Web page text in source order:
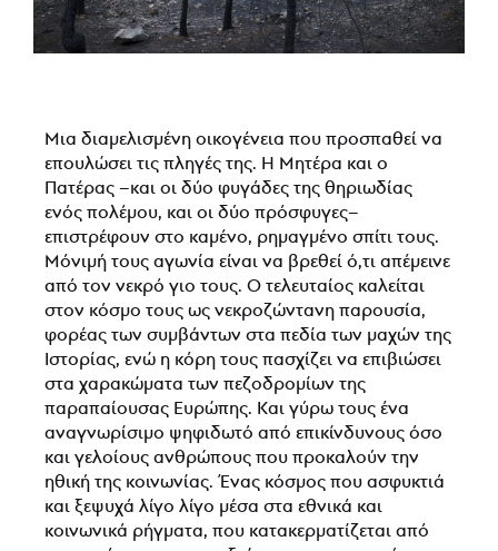
Μια διαμελισμένη οικογένεια που προσπαθεί να
επουλώσει τις πληγές της. Η Μητέρα και ο
Πατέρας –και οι δύο φυγάδες της θηριωδίας
ενός πολέμου, και οι δύο πρόσφυγες–
επιστρέφουν στο καμένο, ρημαγμένο σπίτι τους.
Μόνιμή τους αγωνία είναι να βρεθεί ό,τι απέμεινε
από τον νεκρό γιο τους. Ο τελευταίος καλείται
στον κόσμο τους ως νεκροζώντανη παρουσία,
φορέας των συμβάντων στα πεδία των μαχών της
Ιστορίας, ενώ η κόρη τους πασχίζει να επιβιώσει
στα χαρακώματα των πεζοδρομίων της
παραπαίουσας Ευρώπης. Και γύρω τους ένα
αναγνωρίσιμο ψηφιδωτό από επικίνδυνους όσο
και γελοίους ανθρώπους που προκαλούν την
ηθική της κοινωνίας. Ένας κόσμος που ασφυκτιά
και ξεψυχά λίγο λίγο μέσα στα εθνικά και
κοινωνικά ρήγματα, που κατακερματίζεται από